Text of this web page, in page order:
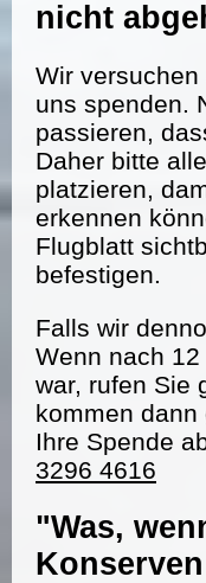
nicht
Wir
uns spenden.
passieren,
Daher bitte
platzieren,
erkennen
Flugblatt
befestigen.
Falls wir
Wenn nach
war, rufen Sie
kommen
Ihre Spende
3296 4616
"Was,